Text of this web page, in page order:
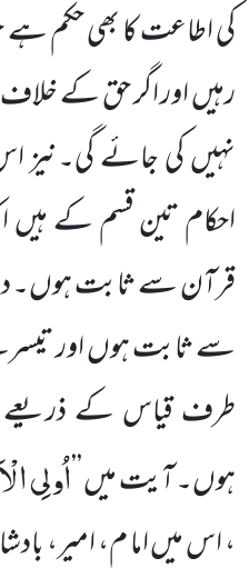
کی اطاعت کا بھی حکم
رہیں اور اگر حق کے
نہیں کی جائے
احکام تین قسم کے ہیں
قرآن سے ثابت ہوں۔
سے ثابت ہوں اور
طرف قیاس کے
ہوں۔ آیت میں ’’اُولِی
، اس میں اما م، امیر،